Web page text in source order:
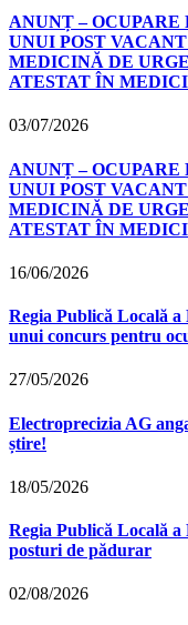
ANUNȚ –
UNUI POST
MEDICINĂ DE
ATESTAT ÎN
03/07/2026
ANUNȚ –
UNUI POST
MEDICINĂ DE
ATESTAT ÎN
16/06/2026
Regia Publică Locală
unui concurs pentru
27/05/2026
Electroprecizia AG
știre!
18/05/2026
Regia Publică Locală a
posturi de pădurar
02/08/2026